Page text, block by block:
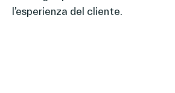
l’esperienza del cliente.